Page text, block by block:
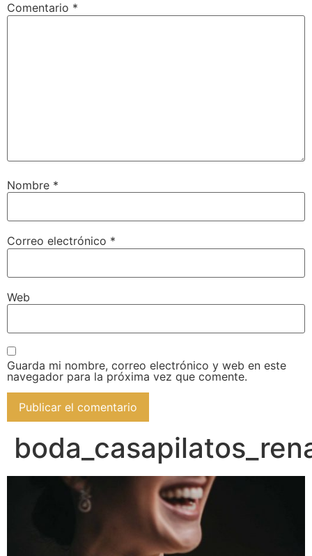
Comentario *
Nombre *
Correo electrónico *
Web
Guarda mi nombre, correo electrónico y web en este
navegador para la próxima vez que comente.